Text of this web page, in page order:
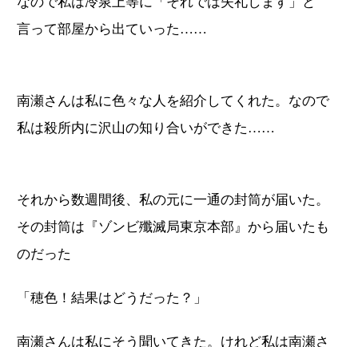
言って部屋から出ていった……
南瀬さんは私に色々な人を紹介してくれた。なので
私は殺所内に沢山の知り合いができた……
それから数週間後、私の元に一通の封筒が届いた。
その封筒は『ゾンビ殲滅局東京本部』から届いたも
のだった
「穂色！結果はどうだった？」
南瀬さんは私にそう聞いてきた。けれど私は南瀬さ